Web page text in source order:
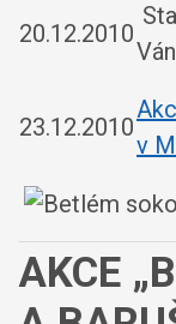
20.12.2010
23.12.2010
v
AKCE